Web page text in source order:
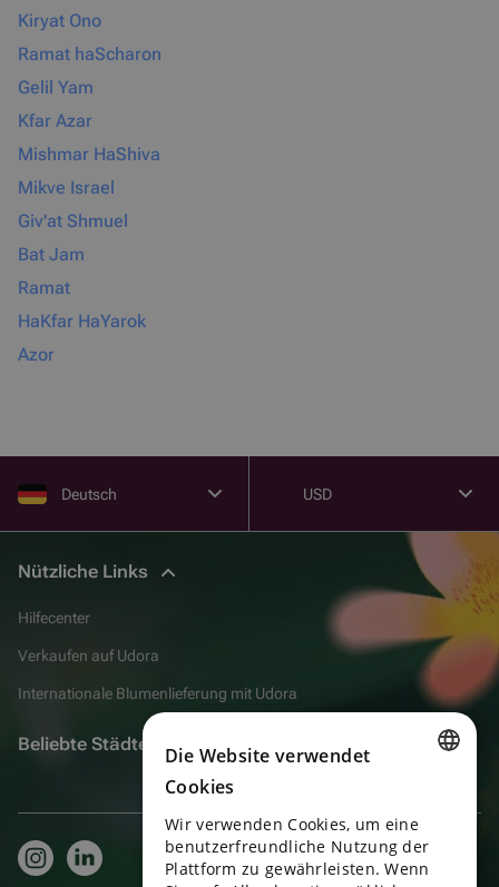
Kiryat Ono
Ramat haScharon
Gelil Yam
Kfar Azar
Mishmar HaShiva
Mikve Israel
Giv'at Shmuel
Bat Jam
Ramat
HaKfar HaYarok
Azor
Deutsch USD
Nützliche Links
Hilfecenter
Verkaufen auf Udora
Internationale Blumenlieferung mit Udora
Beliebte Städte
PORTUGUESE
SPANISH
Die Website verwendet
Cookies
Wir verwenden Cookies, um eine
benutzerfreundliche Nutzung der
Plattform zu gewährleisten. Wenn